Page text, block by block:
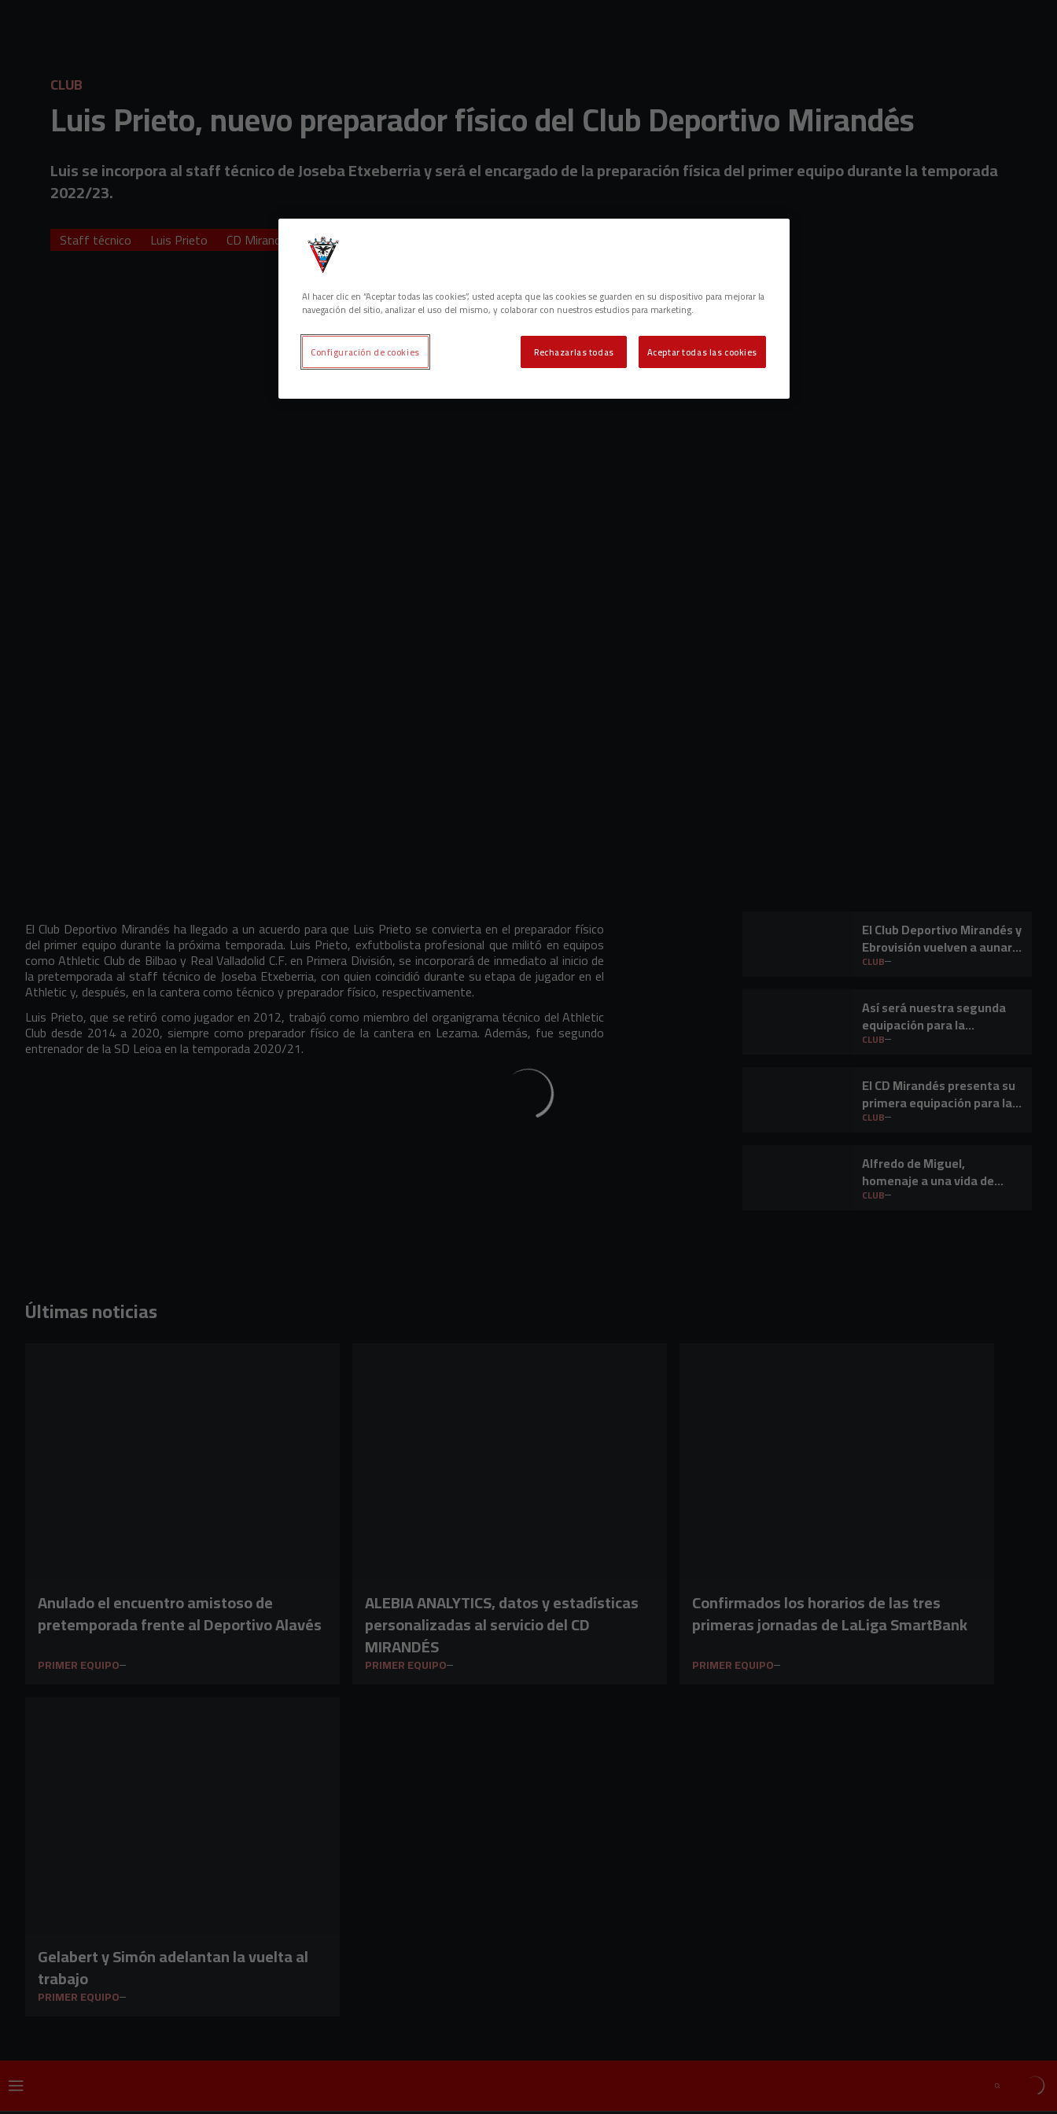
CLUB
Luis Prieto, nuevo preparador físico del Club Deportivo Mirandés
Luis se incorpora al staff técnico de Joseba Etxeberria y será el encargado de la preparación física del primer equipo durante la temporada
2022/23.
Staff técnico Luis Prieto CD Mirandés Preparador físico
El Club Deportivo Mirandés ha llegado a un acuerdo para que Luis Prieto se convierta en el preparador físico
del primer equipo durante la próxima temporada. Luis Prieto, exfutbolista profesional que militó en equipos
como Athletic Club de Bilbao y Real Valladolid C.F. en Primera División, se incorporará de inmediato al inicio de
la pretemporada al staff técnico de Joseba Etxeberria, con quien coincidió durante su etapa de jugador en el
Athletic y, después, en la cantera como técnico y preparador físico, respectivamente.
Luis Prieto, que se retiró como jugador en 2012, trabajó como miembro del organigrama técnico del Athletic
Club desde 2014 a 2020, siempre como preparador físico de la cantera en Lezama. Además, fue segundo
entrenador de la SD Leioa en la temporada 2020/21.
El Club Deportivo Mirandés y
Ebrovisión vuelven a aunar
fútbol y música en Miranda
CLUB
Así será nuestra segunda
equipación para la
temporada 2026-27
CLUB
El CD Mirandés presenta su
primera equipación para la
temporada 2026/27
CLUB
Alfredo de Miguel,
homenaje a una vida de
empresario en Miranda de
CLUB
Últimas noticias
Anulado el encuentro amistoso de
pretemporada frente al Deportivo Alavés
PRIMER EQUIPO
ALEBIA ANALYTICS, datos y estadísticas
personalizadas al servicio del CD
MIRANDÉS
PRIMER EQUIPO
Confirmados los horarios de las tres
primeras jornadas de LaLiga SmartBank
PRIMER EQUIPO
Gelabert y Simón adelantan la vuelta al
trabajo
PRIMER EQUIPO
Al hacer clic en “Aceptar todas las cookies”, usted acepta que las cookies se guarden en su dispositivo para mejorar la
navegación del sitio, analizar el uso del mismo, y colaborar con nuestros estudios para marketing.
Rechazarlas todas Aceptar todas las cookies
Configuración de cookies